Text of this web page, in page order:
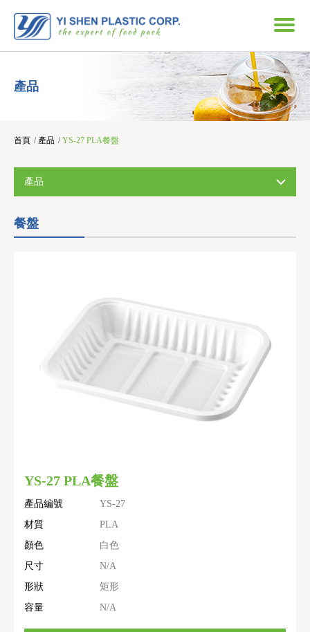
產品
首頁 / 產品 /YS-27 PLA餐盤
產品
餐盤
YS-27 PLA餐盤
產品編號
YS-27
材質
PLA
顏色
白色
尺寸
N/A
形狀
矩形
容量
N/A